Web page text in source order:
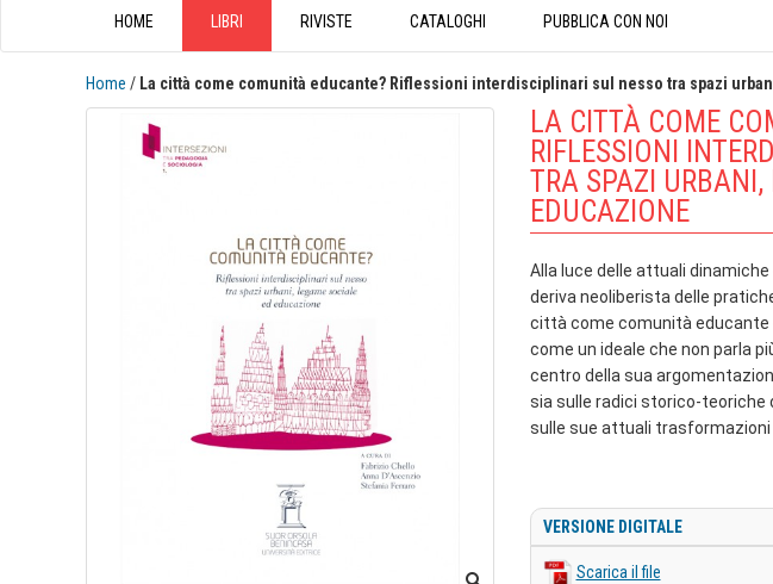
HOME LIBRI RIVISTE CATALOGHI PUBBLICA CON NOI
Home / La città come comunità educante? Riflessioni interdisciplinari sul nesso tra spazi
LA CITTÀ COME
RIFLESSIONI
TRA SPAZI URBANI,
EDUCAZIONE
Alla luce delle attuali
deriva neoliberista delle
città come comunità
come un ideale che non parla
centro della sua
sia sulle radici storico-
sulle sue attuali trasformazioni
VERSIONE DIGITALE
Scarica il file